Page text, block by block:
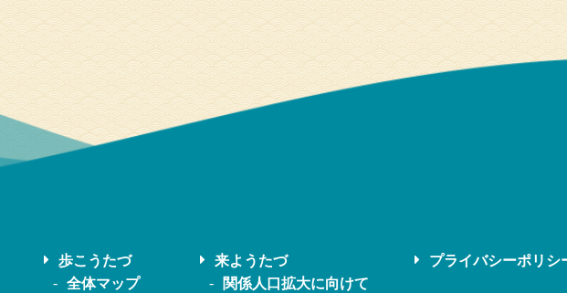
歩こうたづ
全体マップ
来ようたづ
関係人口拡大に向けて
プライバシーポリシ